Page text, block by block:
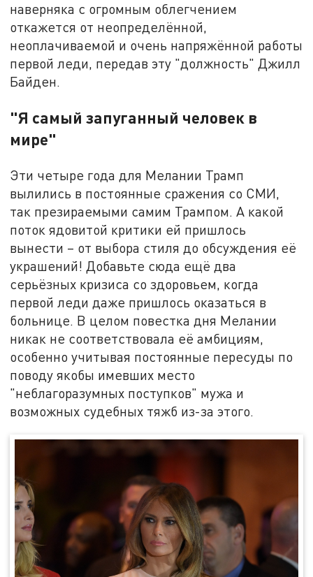
наверняка с огромным облегчением
откажется от неопределённой,
неоплачиваемой и очень напряжённой работы
первой леди, передав эту "должность" Джилл
Байден.
"Я самый запуганный человек в
мире"
Эти четыре года для Мелании Трамп
вылились в постоянные сражения со СМИ,
так презираемыми самим Трампом. А какой
поток ядовитой критики ей пришлось
вынести – от выбора стиля до обсуждения её
украшений! Добавьте сюда ещё два
серьёзных кризиса со здоровьем, когда
первой леди даже пришлось оказаться в
больнице. В целом повестка дня Мелании
никак не соответствовала её амбициям,
особенно учитывая постоянные пересуды по
поводу якобы имевших место
"неблагоразумных поступков" мужа и
возможных судебных тяжб из-за этого.